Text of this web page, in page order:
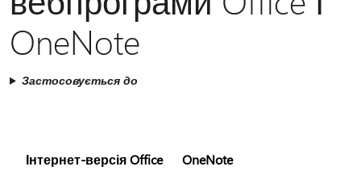
OneNote
Застосовується до
Інтернет-версія Office OneNote